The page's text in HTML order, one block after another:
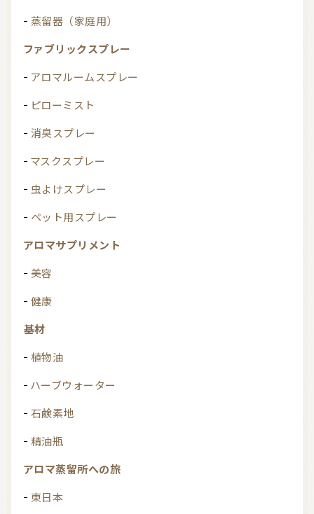
蒸留器（家庭用）
ファブリックスプレー
アロマルームスプレー
ピローミスト
消臭スプレー
マスクスプレー
虫よけスプレー
ペット用スプレー
アロマサプリメント
美容
健康
基材
植物油
ハーブウォーター
石鹸素地
精油瓶
アロマ蒸留所への旅
東日本